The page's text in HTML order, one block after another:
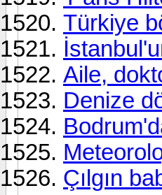
Türkiye
Aile,
Denize
Çılgın